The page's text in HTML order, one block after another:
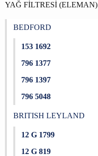
YAĞ FİLTRESİ (ELEMAN)
BEDFORD
153 1692
796 1377
796 1397
796 5048
BRITISH LEYLAND
12 G 1799
12 G 819